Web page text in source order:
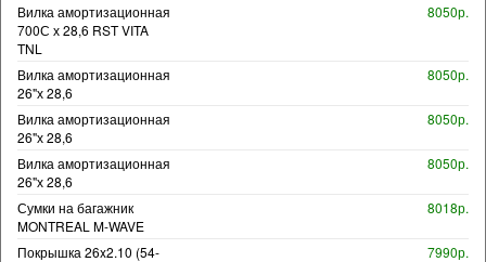
Вилка амортизационная
700С х 28,6 RST VITA
TNL
8050р.
Вилка амортизационная
26"х 28,6
8050р.
Вилка амортизационная
26"х 28,6
8050р.
Вилка амортизационная
26"х 28,6
8050р.
Сумки на багажник
MONTREAL M-WAVE
8018р.
Покрышка 26x2.10 (54-
7990р.